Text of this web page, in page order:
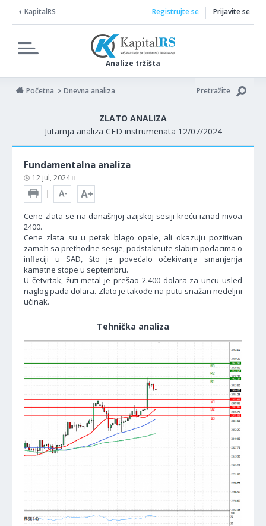
KapitalRS
Analize tržišta
Registrujte se Prijavite se
Početna Dnevna analiza Pretražite
ZLATO ANALIZA
Jutarnja analiza CFD instrumenata 12/07/2024
Fundamentalna analiza
12 jul, 2024
Cene zlata se na današnjoj azijskoj sesiji kreću iznad nivoa
2400.
Cene zlata su u petak blago opale, ali okazuju pozitivan
zamah sa prethodne sesije, podstaknute slabim podacima o
inflaciji u SAD, što je povećalo očekivanja smanjenja
kamatne stope u septembru.
U četvrtak, žuti metal je prešao 2.400 dolara za uncu usled
naglog pada dolara. Zlato je takođe na putu snažan nedeljni
učinak.
Tehnička analiza